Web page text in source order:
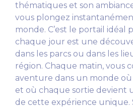
thématiques et son
vous plongez
monde. C’est le portail idéal
chaque jour est une
dans les parcs ou dans les
région. Chaque matin, vous
aventure dans un monde
et où chaque sortie devient
de cette expérience unique.